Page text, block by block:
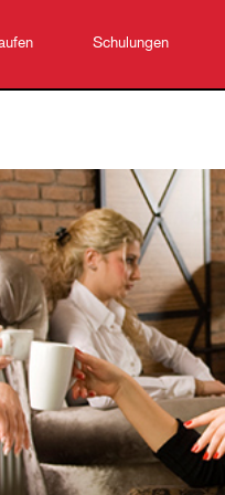
Schulungen